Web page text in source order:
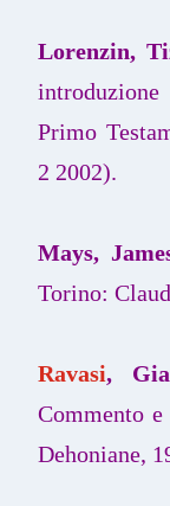
Lorenzin,
Primo
2 2002).
Mays,
Torino:
Ravasi,
Commento
Dehoniane,